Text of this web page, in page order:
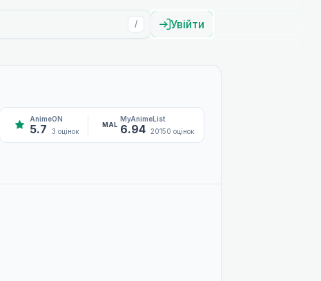
/ Увійти
AnimeON
5.7 3 оцінок
MAL
MyAnimeList
6.94 20150 оцінок